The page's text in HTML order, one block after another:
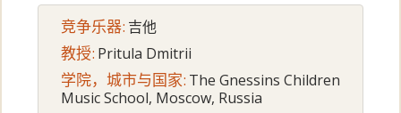
竞争乐器: 吉他
教授: Pritula Dmitrii
学院，城市与国家: The Gnessins Children
Music School, Moscow, Russia